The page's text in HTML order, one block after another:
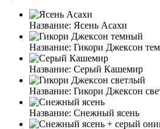
Название: Ясень Асахи
Название: Гикори Джексон
Название: Серый Кашемир
Название: Гикори Джексон
Название: Снежный ясень